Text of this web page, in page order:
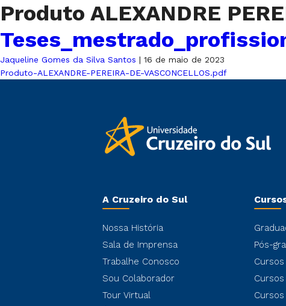
Produto ALEXANDRE
Jaqueline Gomes da Silva Santos | 16 de maio de 2023
Produto-ALEXANDRE-PEREIRA-DE-VASCONCELLOS.pdf
A Cruzeiro do Sul
Nossa História
Sala de Imprensa
Trabalhe Conosco
Sou Colaborador
Tour Virtual
Pós-